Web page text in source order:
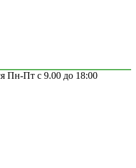
Пн-Пт с 9.00 до 18:00